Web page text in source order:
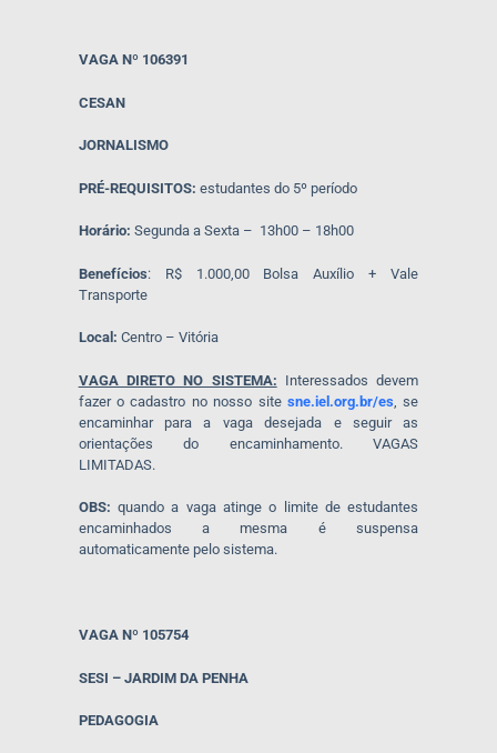
VAGA Nº 106391
CESAN
JORNALISMO
PRÉ-REQUISITOS: estudantes do 5º período
Horário: Segunda a Sexta – 13h00 – 18h00
Benefícios: R$ 1.000,00 Bolsa Auxílio + Vale
Transporte
Local: Centro – Vitória
VAGA DIRETO NO SISTEMA: Interessados devem
fazer o cadastro no nosso site sne.iel.org.br/es , se
encaminhar para a vaga desejada e seguir as
orientações do encaminhamento. VAGAS
LIMITADAS.
OBS: quando a vaga atinge o limite de estudantes
encaminhados a mesma é suspensa
automaticamente pelo sistema.
VAGA Nº 105754
SESI – JARDIM DA PENHA
PEDAGOGIA